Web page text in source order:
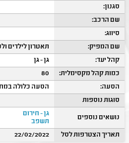
סגנון:
שם הרכב:
סיווג:
שם המפיק:
תאטרון לילדים
קהל יעד:
גן - גן
כמות קהל מקסימלית:
80
הסעה:
הסעה כלולה
סוגות נוספות
נושאים נוספים
גן - חירום
תשפב
תאריך הצטרפות לסל
22/02/2022